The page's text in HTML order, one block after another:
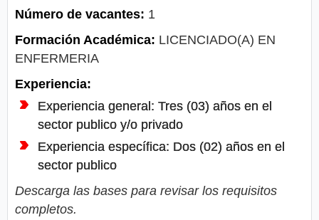
Número de vacantes: 1
Formación Académica: LICENCIADO(A) EN
ENFERMERIA
Experiencia:
Experiencia general: Tres (03) años en el
sector publico y/o privado
Experiencia específica: Dos (02) años en el
sector publico
Descarga las bases para revisar los requisitos
completos.